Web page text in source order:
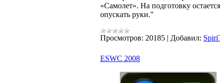
«Самолет». На подготовку
опускать руки."
Просмотров: 20185 | Добавил:
ESWC 2008